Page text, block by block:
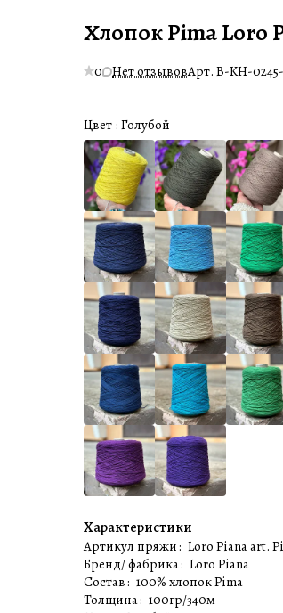
Хлопок Pima Loro
0 Нет отзывовАрт.B-KH-
Цвет :Голубой
Характеристики
Артикул пряжи: Loro Piana art.
Бренд/ фабрика: Loro Piana
Состав: 100% хлопок Pima
Толщина: 100гр/340м